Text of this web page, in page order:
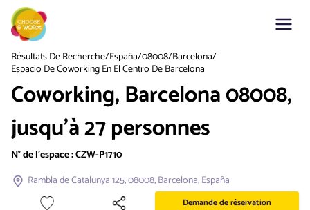
Résultats De Recherche/España/08008/Barcelona/
Espacio De Coworking En El Centro De Barcelona
Coworking, Barcelona 08008,
jusqu'à 27 personnes
N° de l'espace :CZW-P1710
Rambla de Catalunya 125, 08008, Barcelona, España
Demande de réservation